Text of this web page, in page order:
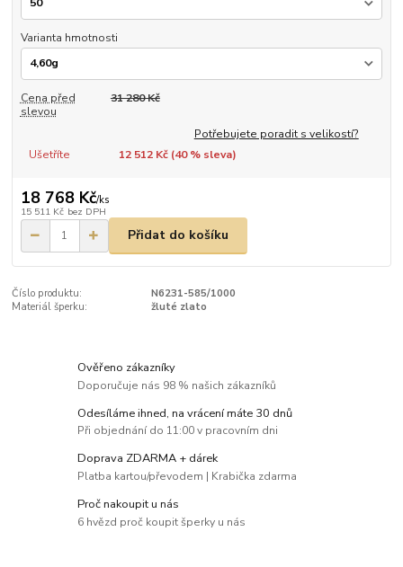
Varianta hmotnosti
Cena před
slevou
31 280 Kč
Potřebujete poradit s velikostí?
Ušetříte
12 512 Kč (40% sleva)
18 768 Kč/ks
15 511 Kč bez DPH
Přidat do košíku
Číslo produktu:
N6231-585/1000
Materiál šperku:
žluté zlato
Ověřeno zákazníky
Doporučuje nás 98 % našich zákazníků
Odesíláme ihned, na vrácení máte 30 dnů
Při objednání do 11:00 v pracovním dni
Doprava ZDARMA + dárek
Platba kartou/převodem | Krabička zdarma
Proč nakoupit u nás
6 hvězd proč koupit šperky u nás